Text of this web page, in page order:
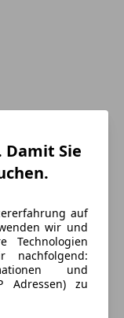
Damit Sie
auf
wir und
Technologien
nachfolgend:
und
Adressen) zu